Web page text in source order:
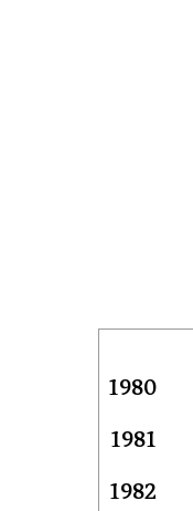
1980
1981
1982